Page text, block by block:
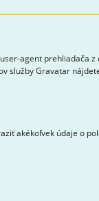
agent prehliadača
služby Gravatar
akékoľvek údaje o